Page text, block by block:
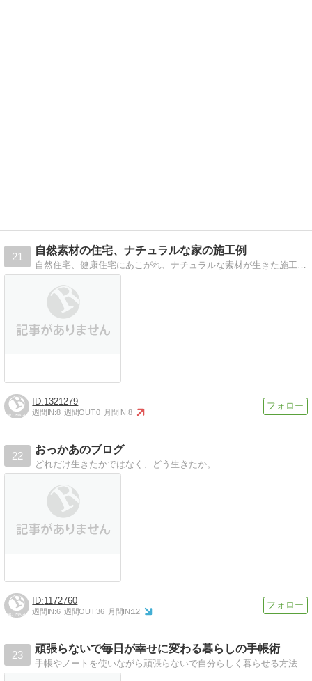
21
自然素材の住宅、ナチュラルな家の施工例
自然住宅、健康住宅にあこがれ、ナチュラルな素材が生きた施工例を集めてみました。
1321279
週間IN:8 週間OUT:0 月間IN:8
22
おっかあのブログ
どれだけ生きたかではなく、どう生きたか。
1172760
週間IN:6 週間OUT:36 月間IN:12
23
頑張らないで毎日が幸せに変わる暮らしの手帳術
手帳やノートを使いながら頑張らないで自分らしく暮らせる方法を探しています